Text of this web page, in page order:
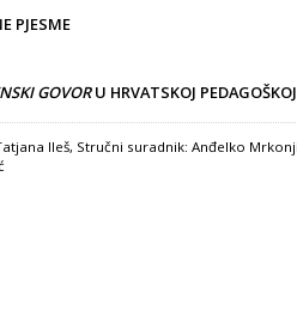
PJESME
GOVORU HRVATSKOJ
Ileš, Stručni suradnik: Anđelko